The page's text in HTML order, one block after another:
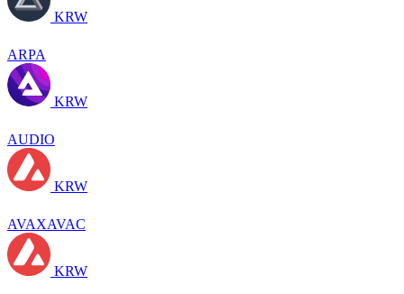
KRW
ARPA
KRW
AUDIO
KRW
AVAXAVAC
KRW